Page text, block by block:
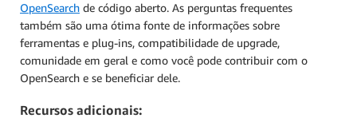
OpenSearch de código aberto. As perguntas frequentes
também são uma ótima fonte de informações sobre
ferramentas e plug-ins, compatibilidade de upgrade,
comunidade em geral e como você pode contribuir com o
OpenSearch e se beneficiar dele.
Recursos adicionais: